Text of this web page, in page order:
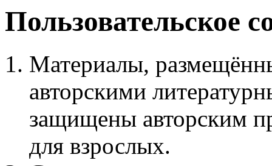
Пользовательское
Материалы,
авторскими
защищены авторским
для взрослых.